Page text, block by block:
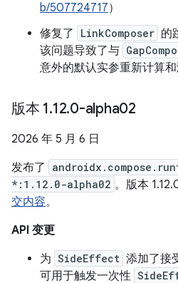
b/507724717）
修复了
LinkComposer 的
该问题导致了与
意外的默认实参重新计算
版本 1.12.0-alpha02
2026 年 5 月 6 日
发布了
*:1.12.0-alpha02 。版本
交内容。
API 变更
为 SideEffect 添加了接
可用于触发一次性